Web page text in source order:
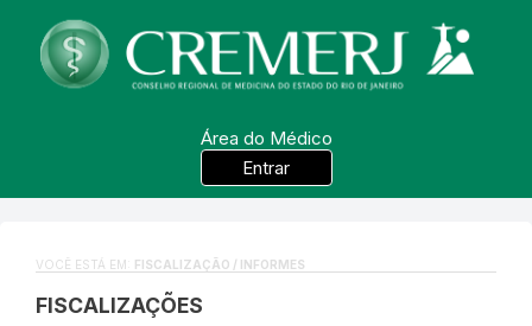
Área do Médico
Entrar
VOCÊ ESTÁ EM: FISCALIZAÇÃO / INFORMES
FISCALIZAÇÕES